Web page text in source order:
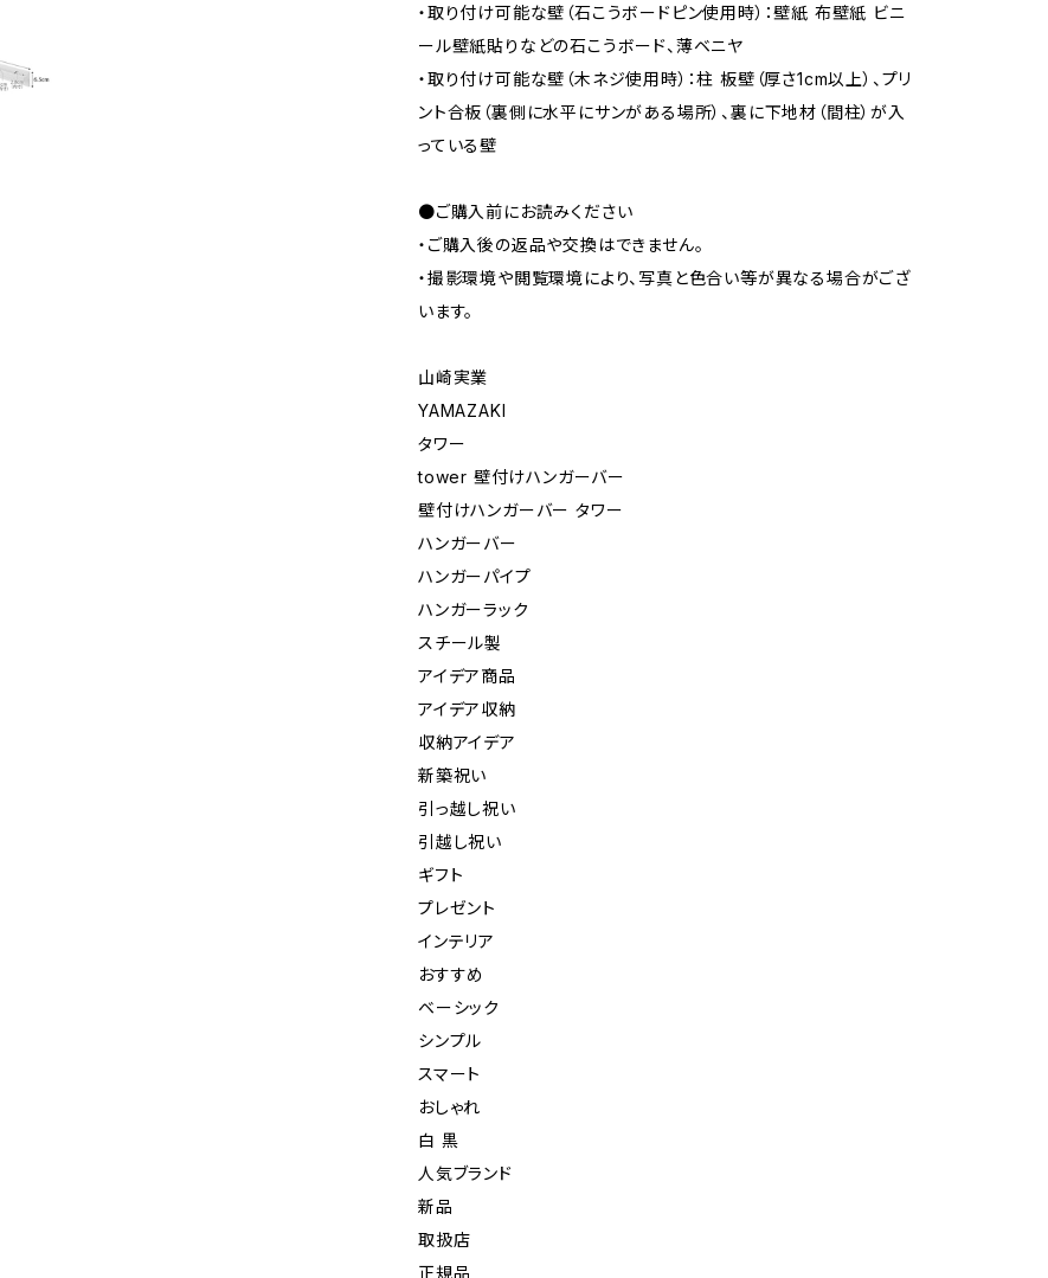
・取り付け可能な壁（石こうボードピン使用時）：壁紙 布壁紙 ビニ
ール壁紙貼りなどの石こうボード、薄ベニヤ
・取り付け可能な壁（木ネジ使用時）：柱 板壁（厚さ1cm以上）、プリ
ント合板（裏側に水平にサンがある場所）、裏に下地材（間柱）が入
っている壁
●ご購入前にお読みください
・ご購入後の返品や交換はできません。
・撮影環境や閲覧環境により、写真と色合い等が異なる場合がござ
います。
山崎実業
YAMAZAKI
タワー
tower 壁付けハンガーバー
壁付けハンガーバー タワー
ハンガーバー
ハンガーパイプ
ハンガーラック
スチール製
アイデア商品
アイデア収納
収納アイデア
新築祝い
引っ越し祝い
引越し祝い
ギフト
プレゼント
インテリア
おすすめ
ベーシック
シンプル
スマート
おしゃれ
白 黒
人気ブランド
新品
取扱店
正規品